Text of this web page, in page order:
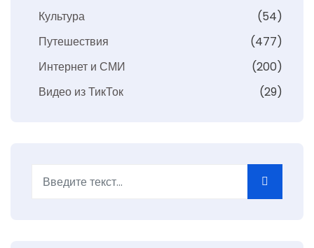
Культура
(54)
Путешествия
(477)
Интернет и СМИ
(200)
Видео из ТикТок
(29)